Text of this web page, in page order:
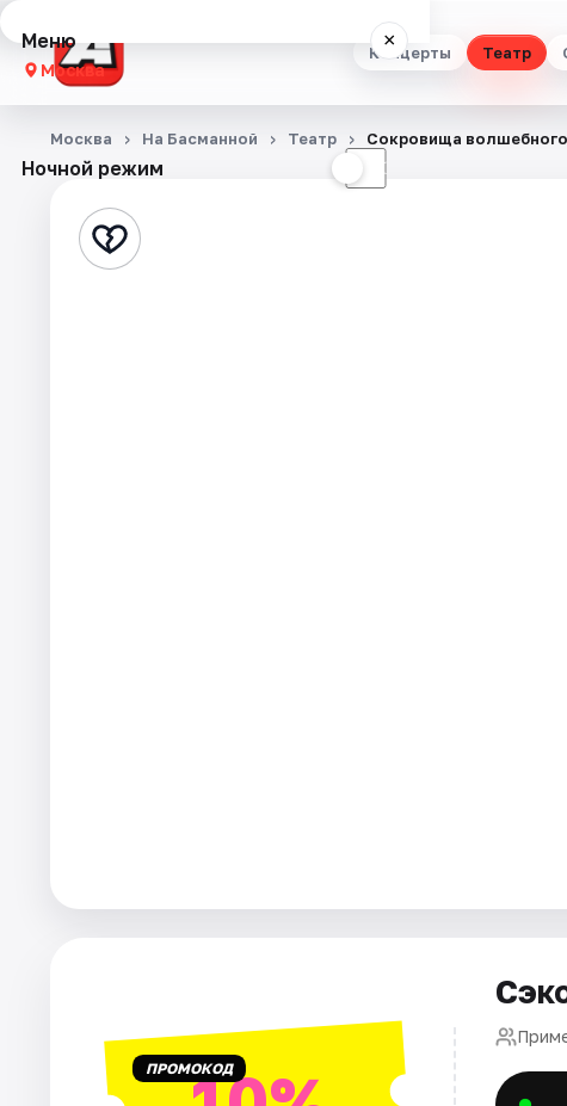
Концерты Театр
Меню ×
Москва
Концерты
Стендап
Ночной режим ☾
Москва На Басманной Театр Сокровища
ПРОМОКОД